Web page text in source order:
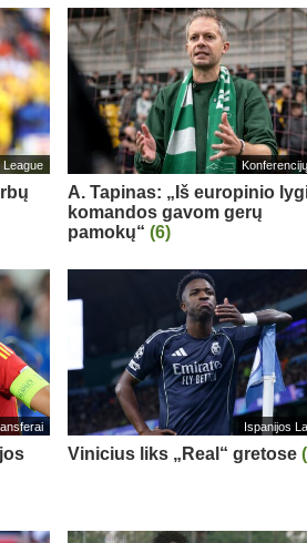
League
A. Tapinas: „Iš europinio
komandos gavom gerų
pamokų“ (6)
Ispanijos
Vinicius liks „Real“ gretose